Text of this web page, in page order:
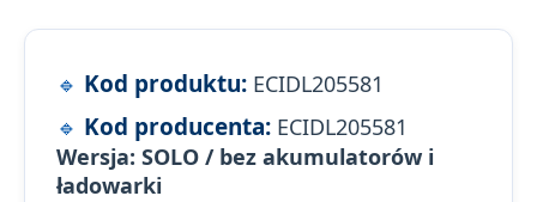
Kod produktu: ECIDL205581
Kod producenta: ECIDL205581
Wersja: SOLO / bez akumulatorów i
ładowarki